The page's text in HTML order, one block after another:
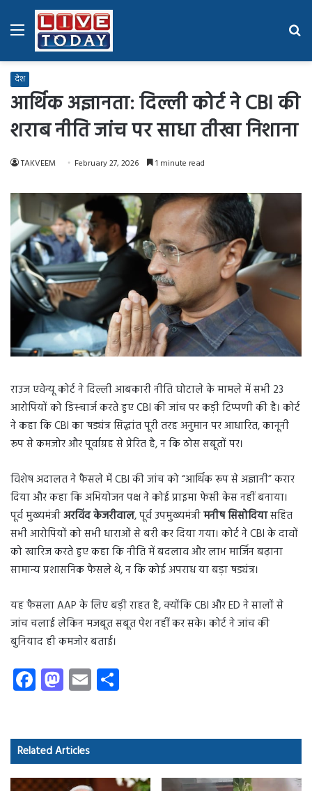
Menu
देश
आर्थिक अज्ञानता: दिल्ली कोर्ट ने CBI की
शराब नीति जांच पर साधा तीखा निशाना
TAKVEEM February 27, 2026 1 minute read
राउज एवेन्यू कोर्ट ने दिल्ली आबकारी नीति घोटाले के मामले में सभी 23
आरोपियों को डिस्चार्ज करते हुए CBI की जांच पर कड़ी टिप्पणी की है। कोर्ट
ने कहा कि CBI का षड्यंत्र सिद्धांत पूरी तरह अनुमान पर आधारित, कानूनी
रूप से कमजोर और पूर्वाग्रह से प्रेरित है, न कि ठोस सबूतों पर।
विशेष अदालत ने फैसले में CBI की जांच को “आर्थिक रूप से अज्ञानी” करार
दिया और कहा कि अभियोजन पक्ष ने कोई प्राइमा फेसी केस नहीं बनाया।
पूर्व मुख्यमंत्रीअरविंद केजरीवाल, पूर्व उपमुख्यमंत्रीमनीष सिसोदियासहित
सभी आरोपियों को सभी धाराओं से बरी कर दिया गया। कोर्ट ने CBI के दावों
को खारिज करते हुए कहा कि नीति में बदलाव और लाभ मार्जिन बढ़ाना
सामान्य प्रशासनिक फैसले थे, न कि कोई अपराध या बड़ा षड्यंत्र।
यह फैसला AAP के लिए बड़ी राहत है, क्योंकि CBI और ED ने सालों से
जांच चलाई लेकिन मजबूत सबूत पेश नहीं कर सके। कोर्ट ने जांच की
बुनियाद ही कमजोर बताई।
Fa
ce
o
ok
M
as
d
o
E
m
Related Articles